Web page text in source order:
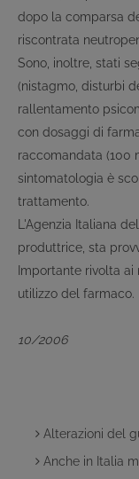
dopo la comparsa
riscontrata
Sono, inoltre, stati
(nistagmo, disturbi
rallentamento
con dosaggi di
raccomandata (100
sintomatologia è
trattamento.
L'Agenzia Italiana
produttrice, sta
Importante rivolta
utilizzo del farmaco.
10/2006
Alterazioni del
Anche in Italia